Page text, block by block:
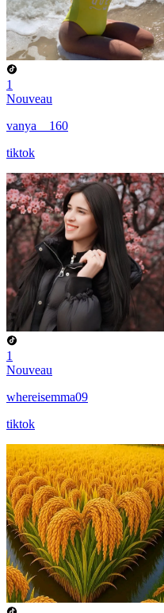
1
Nouveau
vanya__160
tiktok
1
Nouveau
whereisemma09
tiktok